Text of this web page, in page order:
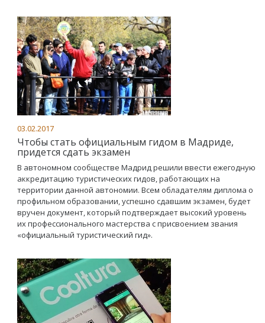
03.02.2017
Чтобы стать официальным гидом в Мадриде,
придется сдать экзамен
В автономном сообществе Мадрид решили ввести ежегодную
аккредитацию туристических гидов, работающих на
территории данной автономии. Всем обладателям диплома о
профильном образовании, успешно сдавшим экзамен, будет
вручен документ, который подтверждает высокий уровень
их профессионального мастерства с присвоением звания
«официальный туристический гид».